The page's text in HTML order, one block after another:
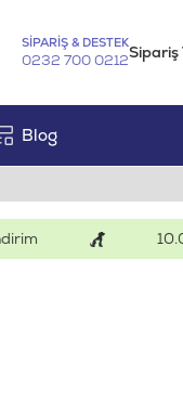
SİPARİŞ & DESTEK
0232 700 0212Sipariş
Blog
10.000